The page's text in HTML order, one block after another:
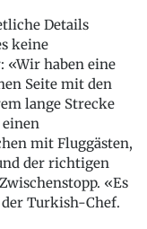
Details
keine
«Wir haben eine
Seite mit den
lange Strecke
mit Fluggästen,
der richtigen
«Es
Turkish-Chef.